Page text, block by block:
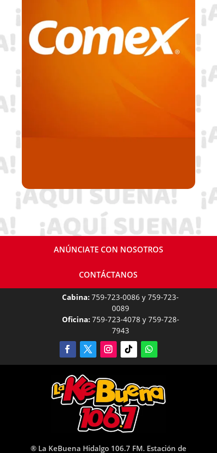
ANÚNCIATE CON NOSOTROS
CONTÁCTANOS
Cabina: 759-723-0086 y 759-723-
0089
Oficina:759-723-4078 y 759-728-
7943
® La KeBuena Hidalgo 106.7 FM. Estación de